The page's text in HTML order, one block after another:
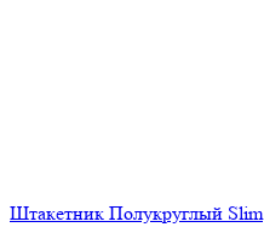
Штакетник Полукруглый Slim